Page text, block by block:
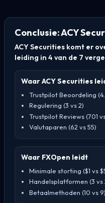
Conclusie: ACY
ACY Securities komt er
leiding in 4 van de 7
Waar ACY Securities
Trustpilot Beoordeling
Regulering (3 vs 2)
Trustpilot Reviews (701
Valutaparen (62 vs 55)
Waar FXOpen leidt
Minimale storting ($1 vs
Handelsplatformen (3 vs
Betaalmethoden (10 vs 9)